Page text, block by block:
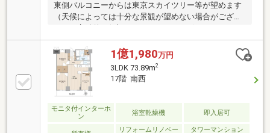
東側バルコニーからは東京スカイツリー等が望めます
（天候によっては十分な景観が望めない場合がござい
安全に配慮した歩車分離の5ウェイアプローチ気品と
開放感を併せ持つ天井高約3ｍのエントランス・コミ
ュニティラウンジ24時間365日体制で管理を見守るセ
キュリティシステム導入 24時間ゴミ出し可能リビン
グと洋室2部屋がバルコニーに面する間取り設計全居
室フローリング仕様・フルフラットフロアリビングは
温水式床暖房を採用豊富な収納スペース（WIC、全居
室収納有り、玄関ホールに下足入と物入あり）
1億1,980万円
3LDK 73.89m2
17階 南西
モニタ付インターホ
ン
浴室乾燥機 即入居可
リフォームリノベー タワーマンション